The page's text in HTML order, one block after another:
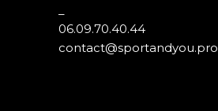
06.09.70.40.44
contact@sportandyou.pro